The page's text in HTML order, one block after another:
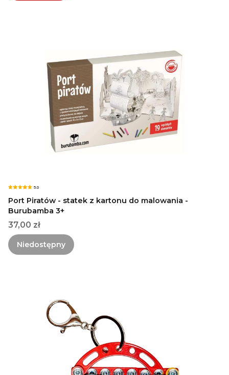
5.0
Port Piratów - statek z kartonu do malowania -
Burubamba 3+
Cena
37,00 zł
Niedostępny